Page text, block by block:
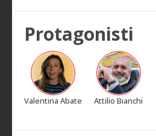
Protagonisti
Valentina Abate Attilio Bianchi